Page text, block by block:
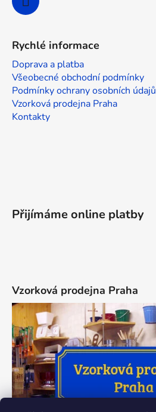
Rychlé informace
Doprava a platba
Všeobecné obchodní podmínky
Podmínky ochrany osobních údajů
Vzorková prodejna Praha
Kontakty
Přijímáme online platby
Vzorková prodejna Praha